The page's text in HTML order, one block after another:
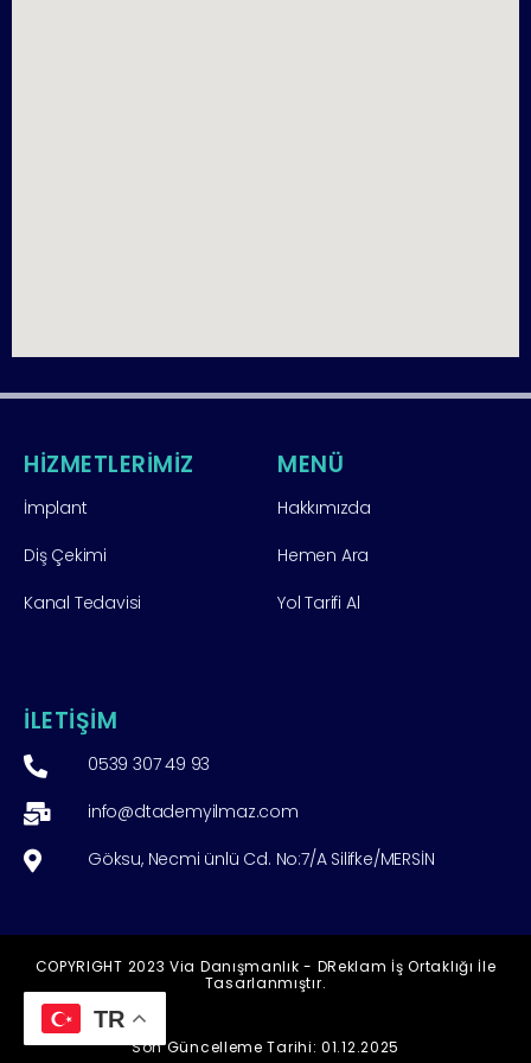
HİZMETLERİMİZ
İmplant
Diş Çekimi
Kanal Tedavisi
MENÜ
Hakkımızda
Hemen Ara
Yol Tarifi Al
İLETİŞİM
0539 307 49 93
info@dtademyilmaz.com
Göksu, Necmi ünlü Cd. No:7/A Silifke/MERSİN
COPYRIGHT 2023 Via Danışmanlık - DReklam İş Ortaklığı İle
Tasarlanmıştır.
Son Güncelleme Tarihi: 01.12.2025
TR